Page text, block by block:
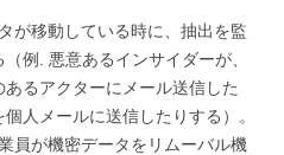
が移動している時に、抽出を監
例. 悪意あるインサイダーが、
るアクターにメール送信した
人メールに送信したりする）。
員が機密データをリムーバル機